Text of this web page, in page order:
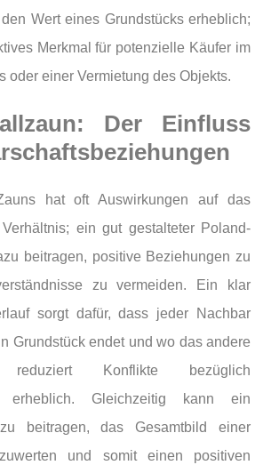
Wert eines Grundstücks erheblich;
Merkmal für potenzielle Käufer im
oder einer Vermietung des Objekts.
Der Einfluss
hat oft Auswirkungen auf das
ein gut gestalteter Poland-
beitragen, positive Beziehungen zu
zu vermeiden. Ein klar
sorgt dafür, dass jeder Nachbar
Grundstück endet und wo das andere
Konflikte bezüglich
erheblich. Gleichzeitig kann ein
beitragen, das Gesamtbild einer
und somit einen positiven